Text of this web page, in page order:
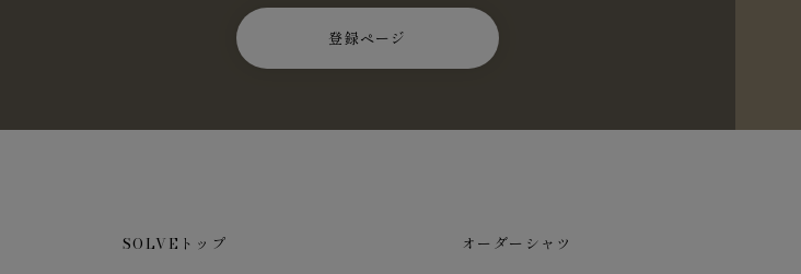
登録ページ
SOLVEトップ オーダーシャツ